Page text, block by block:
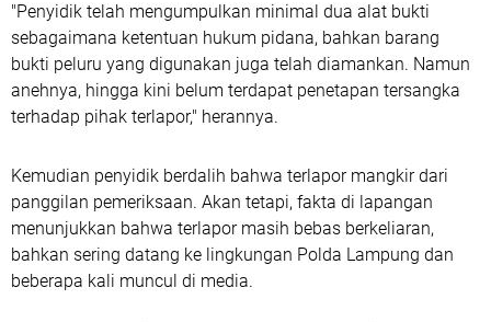
"Penyidik telah mengumpulkan minimal dua alat bukti
sebagaimana ketentuan hukum pidana, bahkan barang
bukti peluru yang digunakan juga telah diamankan. Namun
anehnya, hingga kini belum terdapat penetapan tersangka
terhadap pihak terlapor," herannya.
Kemudian penyidik berdalih bahwa terlapor mangkir dari
panggilan pemeriksaan. Akan tetapi, fakta di lapangan
menunjukkan bahwa terlapor masih bebas berkeliaran,
bahkan sering datang ke lingkungan Polda Lampung dan
beberapa kali muncul di media.